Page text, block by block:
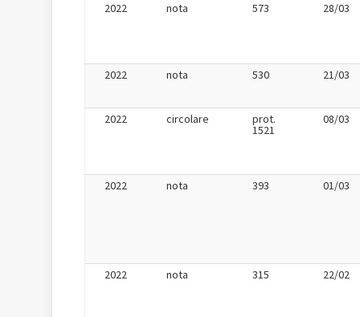
2022 nota 573 28/03
2022 nota 530 21/03
2022 circolare prot.
1521
08/03
2022 nota 393 01/03
2022 nota 315 22/02